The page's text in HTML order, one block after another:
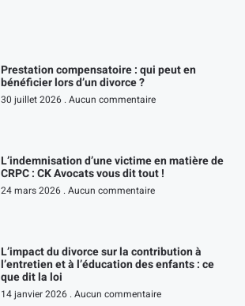
Prestation compensatoire : qui peut en
bénéficier lors d’un divorce ?
30 juillet 2026 Aucun commentaire
L’indemnisation d’une victime en matière de
CRPC : CK Avocats vous dit tout !
24 mars 2026 Aucun commentaire
L’impact du divorce sur la contribution à
l’entretien et à l’éducation des enfants : ce
que dit la loi
14 janvier 2026 Aucun commentaire